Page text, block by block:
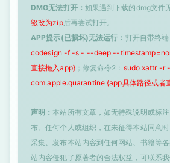
DMG无法打开： 如果遇到下载的dmg文件
缀改为zip后再尝试打开。
APP提示(已损坏)无法运行： 打开自带终
codesign -f -s - --deep --
直接拖入app}；修复命令2： sudo xattr -r
com.apple.quarantine {app具体路径或者
声明：本站所有文章，如无特殊说明或标
布。任何个人或组织，在未征得本站同意时
采集、发布本站内容到任何网站、书籍等
站内容侵犯了原著者的合法权益，可联系我